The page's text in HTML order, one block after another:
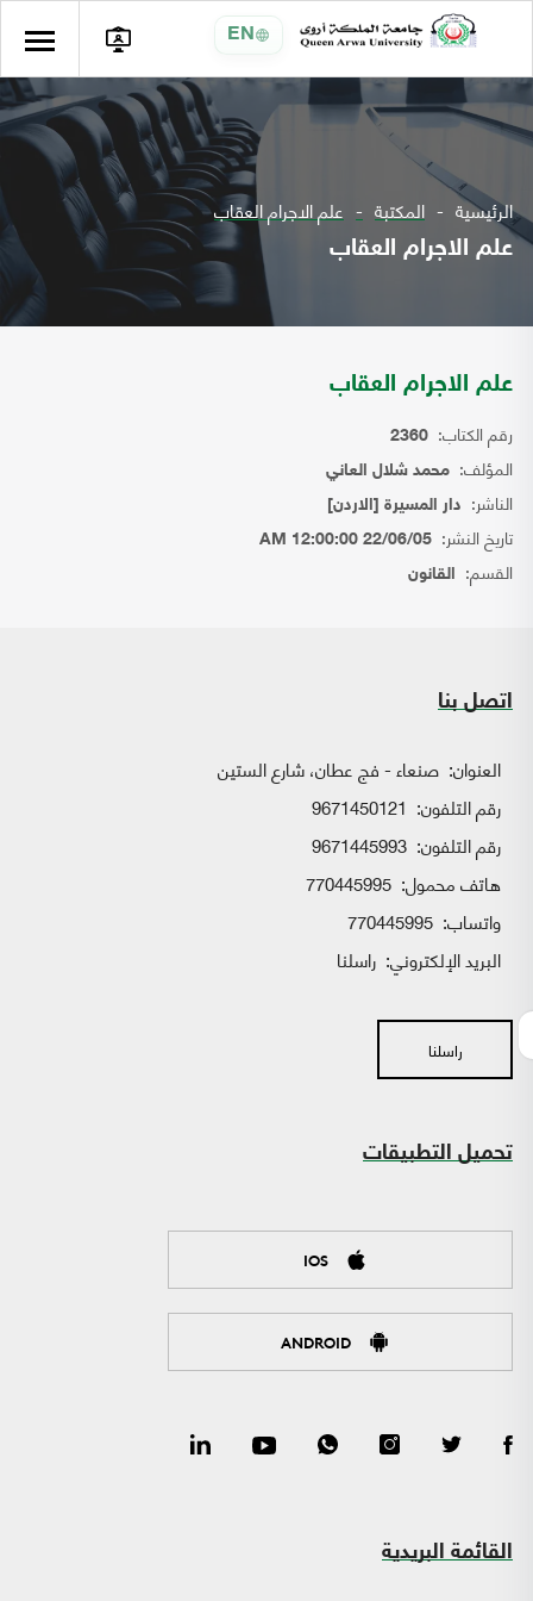
EN
الرئيسية المكتبة علم الاجرام العقاب
علم الاجرام العقاب
علم الاجرام العقاب
رقم الكتاب: 2360
المؤلف: محمد شلال العاني
الناشر: دار المسيرة [الاردن]
تاريخ النشر: 22/06/05 12:00:00 AM
القسم: القانون
اتصل بنا
العنوان: صنعاء - فج عطان، شارع الستين
رقم التلفون: 9671450121
رقم التلفون: 9671445993
هاتف محمول: 770445995
واتساب:
البريد الإلكتروني: راسلنا
راسلنا
تحميل التطبيقات
IOS
ANDROID
القائمة البريدية